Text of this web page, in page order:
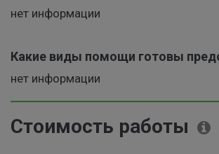
нет информации
Какие виды помощи готовы
нет информации
Стоимость работы